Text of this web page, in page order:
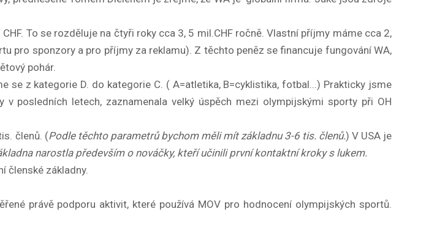
To se rozděluje na čtyři roky cca 3, 5 mil.CHF ročně. Vlastní příjmy máme cca 2,
pro sponzory a pro příjmy za reklamu). Z těchto peněz se financuje fungování WA,
pohár.
z kategorie D. do kategorie C. ( A=atletika, B=cyklistika, fotbal...) Prakticky jsme
posledních letech, zaznamenala velký úspěch mezi olympijskými sporty při OH
členů. (Podle těchto parametrů bychom měli mít základnu 3-6 tis. členů.) V USA je
narostla především o nováčky, kteří učinili první kontaktní kroky s lukem.
členské základny.
právě podporu aktivit, které používá MOV pro hodnocení olympijských sportů.